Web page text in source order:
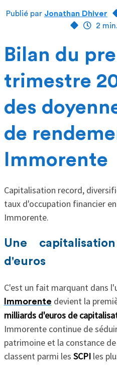
Publié par Jonathan Dhiver
2
Bilan du
trimestre
des
de
Immorente
Capitalisation record,
taux d'occupation financier
Immorente.
Une
d'euros
C'est un fait marquant dans
Immorente devient la
milliards d'euros de
Immorente continue de
patrimoine et la constance
classent parmi les SCPIles